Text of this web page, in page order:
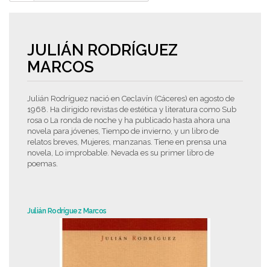
JULIÁN RODRÍGUEZ
MARCOS
Julián Rodríguez nació en Ceclavín (Cáceres) en agosto de
1968. Ha dirigido revistas de estética y literatura como Sub
rosa o La ronda de noche y ha publicado hasta ahora una
novela para jóvenes, Tiempo de invierno, y un libro de
relatos breves, Mujeres, manzanas. Tiene en prensa una
novela, Lo improbable. Nevada es su primer libro de
poemas.
Julián Rodríguez Marcos